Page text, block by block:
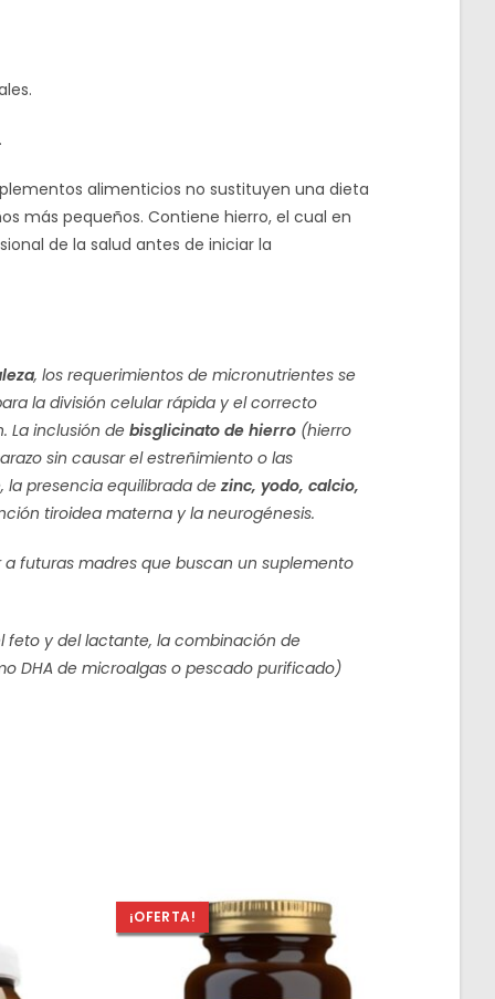
alimenticios no sustituyen una dieta
más pequeños. Contiene hierro, el cual en
de la salud antes de iniciar la
, los requerimientos de micronutrientes se
la división celular rápida y el correcto
La inclusión de bisglicinato de hierro (hierro
sin causar el estreñimiento o las
la presencia equilibrada de zinc, yodo, calcio,
tiroidea materna y la neurogénesis.
futuras madres que buscan un suplemento
feto y del lactante, la combinación de
DHA de microalgas o pescado purificado)
¡OFERTA!